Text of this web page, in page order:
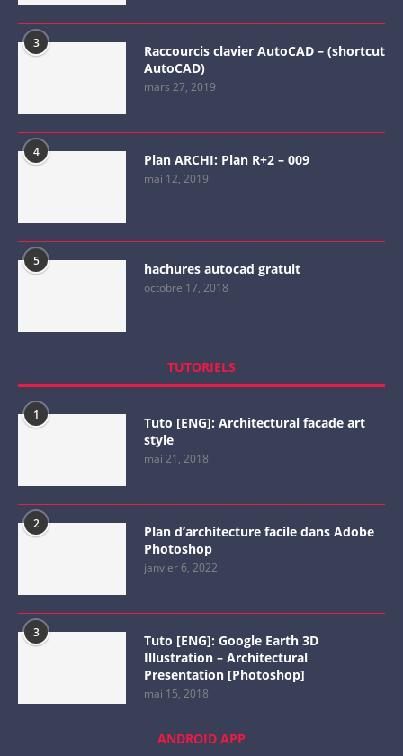
3
Raccourcis clavier AutoCAD – (shortcut
AutoCAD)
mars 27, 2019
4 Plan ARCHI: Plan R+2 – 009
mai 12, 2019
5 hachures autocad gratuit
octobre 17, 2018
TUTORIELS
1
Tuto [ENG]: Architectural facade art
style
mai 21, 2018
2
Plan d’architecture facile dans Adobe
Photoshop
janvier 6, 2022
3
Tuto [ENG]: Google Earth 3D
Illustration – Architectural
Presentation [Photoshop]
mai 15, 2018
ANDROID APP